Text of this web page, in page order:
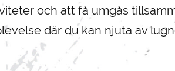
och att få umgås
där du kan njuta av